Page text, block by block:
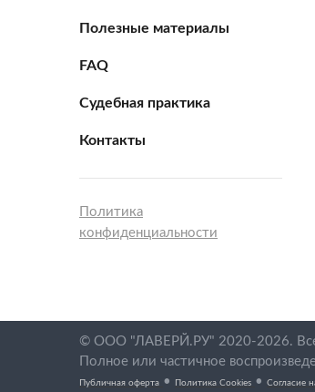
Полезные материалы
FAQ
Судебная практика
Контакты
Политика
конфиденциальности
© ООО "ЛАВЕРЙ.РУ" 2020-2026.
Полное или частичное
Публичная оферта • Политика Cookies • Согласие